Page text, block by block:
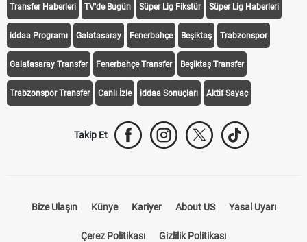
Transfer Haberleri TV'de Bugün Süper Lig Fikstür Süper Lig Haberleri
iddaa Programı Galatasaray Fenerbahçe Beşiktaş Trabzonspor
Galatasaray Transfer Fenerbahçe Transfer Beşiktaş Transfer
Trabzonspor Transfer Canlı İzle iddaa Sonuçları Aktif Sayaç
Takip Et
Bize Ulaşın Künye Kariyer About US Yasal Uyarı
Çerez Politikası Gizlilik Politikası